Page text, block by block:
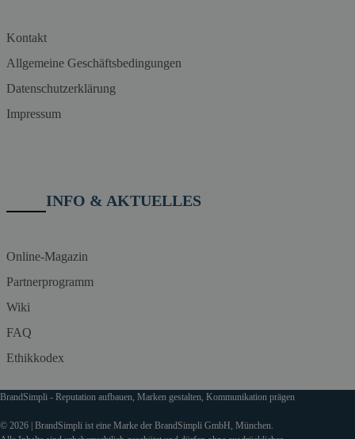
Kontakt
Allgemeine Geschäftsbedingungen
Datenschutzerklärung
Impressum
INFO & AKTUELLES
Online-Magazin
Partnerprogramm
Wiki
FAQ
Ethikkodex
BrandSimpli - Reputation aufbauen, Marken gestalten, Kommunikation prägen
© 2026 | BrandSimpli ist eine Marke der BrandSimpli GmbH, München.